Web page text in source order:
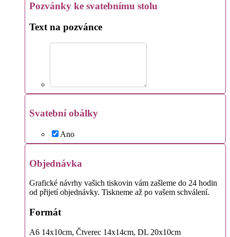
Pozvánky ke svatebnímu stolu
Text na pozvánce
Svatební obálky
Ano
Objednávka
Grafické návrhy vašich tiskovin vám zašleme do 24 hodin
od přijetí objednávky. Tiskneme až po vašem schválení.
Formát
A6 14x10cm, Čtverec 14x14cm, DL 20x10cm